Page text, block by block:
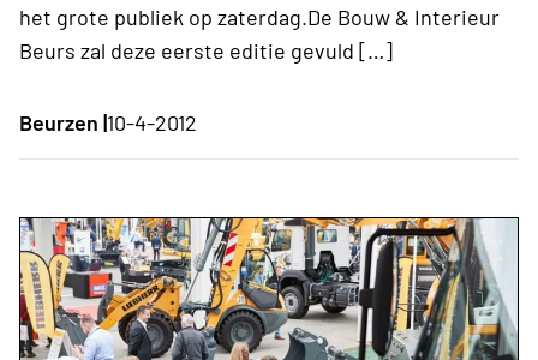
het grote publiek op zaterdag.De Bouw & Interieur
Beurs zal deze eerste editie gevuld […]
Beurzen |10-4-2012